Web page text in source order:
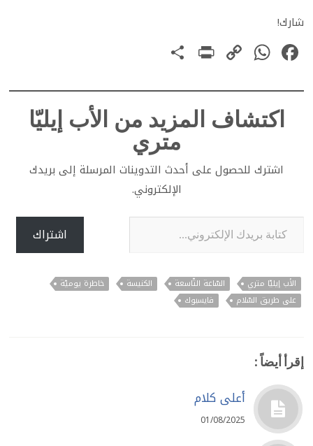
تزافون" (استيقظ يا شمال)
التي تدعو إلى "الاستيطان
في جنوب لبنان"! تصوّروا أنّ
هذه المنظّمة نشرت لأستاذ
شارك!
Facebook
WhatsApp
Copy
PrintFriendly
اكتشاف المزيد من الأب إيليّا
متري
اشترك للحصول على أحدث التدوينات المرسلة إلى بريدك
الإلكتروني.
كتابة بريدك الإلكتروني...
اشتراك
الأب إيليّا متري السّاعة التّاسعة الكنيسة
خاطرة يوميّة
على طريق السّلام
فايسبوك
إقرأ أيضاً :
أعلى كلام
01/08/2025